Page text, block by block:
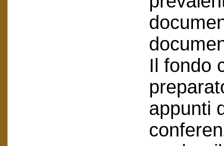
Il fondo
appunti